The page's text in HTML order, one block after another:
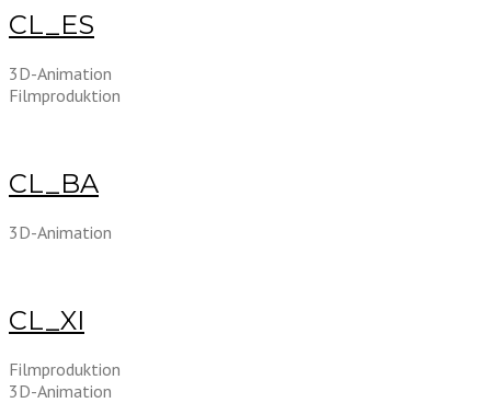
CL_ES
3D-Animation
Filmproduktion
CL_BA
3D-Animation
CL_XI
Filmproduktion
3D-Animation